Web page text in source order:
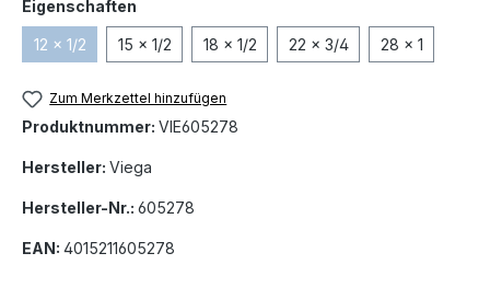
Eigenschaften
12 x 1/2(Diese Option ist zurzeit nicht verfügbar.)
15 x 1/2 18 x 1/2 22 x 3/4 28 x 1
Zum Merkzettel hinzufügen
Produktnummer: VIE605278
Hersteller: Viega
Hersteller-Nr.: 605278
EAN: 4015211605278